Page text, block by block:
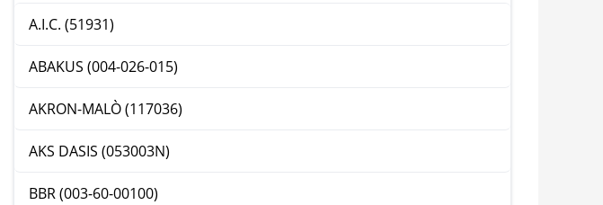
A.I.C. (51931)
ABAKUS (004-026-015)
AKRON-MALÒ (117036)
AKS DASIS (053003N)
BBR (003-60-00100)